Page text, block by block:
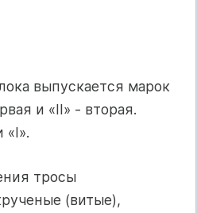
выпускается марок
и «ІІ» - вторая.
тросы
(витые),